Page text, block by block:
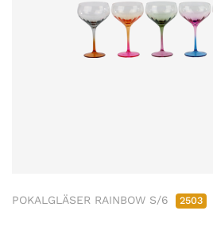
POKALGLÄSER RAINBOW S/6 2503